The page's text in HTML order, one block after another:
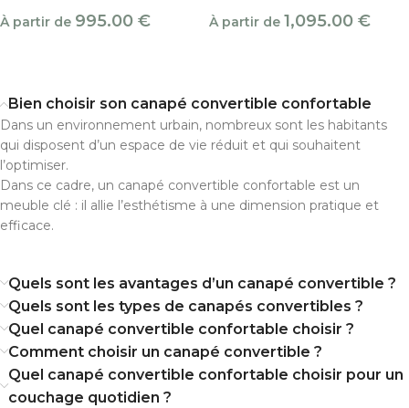
À partir de 995.00 € À partir de 1,095.00 €
Bien choisir son canapé convertible confortable
Dans un environnement urbain, nombreux sont les habitants
qui disposent d’un espace de vie réduit et qui souhaitent
l’optimiser.
Dans ce cadre, un canapé convertible confortable est un
meuble clé : il allie l’esthétisme à une dimension pratique et
efficace.
Quels sont les avantages d’un canapé convertible ?
Quels sont les types de canapés convertibles ?
Quel canapé convertible confortable choisir ?
Comment choisir un canapé convertible ?
Quel canapé convertible confortable choisir pour un
couchage quotidien ?